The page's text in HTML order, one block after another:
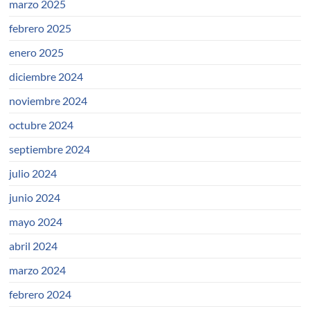
marzo 2025
febrero 2025
enero 2025
diciembre 2024
noviembre 2024
octubre 2024
septiembre 2024
julio 2024
junio 2024
mayo 2024
abril 2024
marzo 2024
febrero 2024